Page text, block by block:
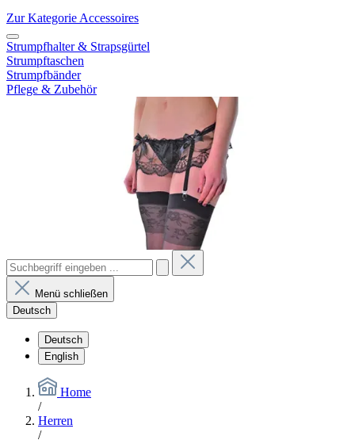
Zur Kategorie Accessoires
Strumpfhalter & Strapsgürtel
Strumpftaschen
Strumpfbänder
Pflege & Zubehör
Menü schließen
Deutsch
Deutsch
English
Home
/
Herren
/